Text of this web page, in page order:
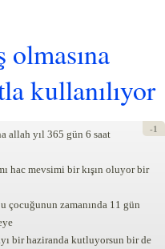
kullanılıyor
allah yıl 365 gün 6 saat
hac mevsimi bir kışın oluyor bir
çocuğunun zamanında 11 gün
bir haziranda kutluyorsun bir de
-1